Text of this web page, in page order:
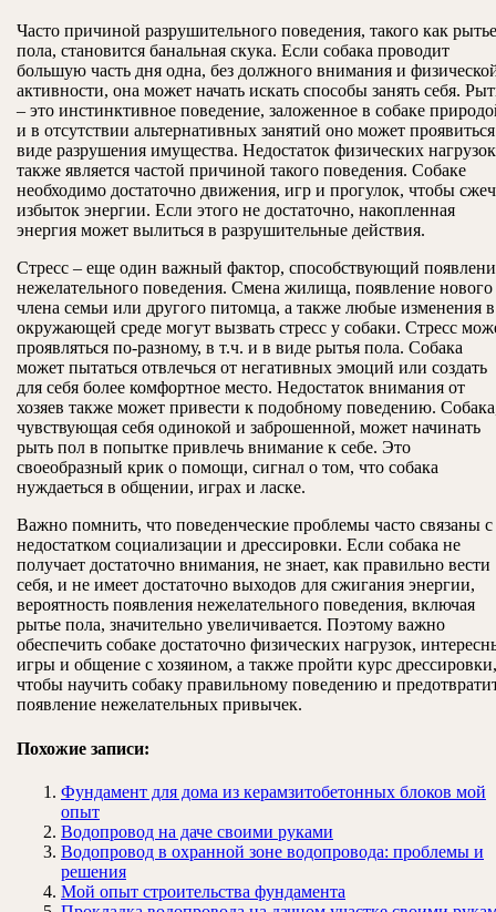
Часто причиной разрушительного поведения, такого как рытье
пола, становится банальная скука. Если собака проводит
большую часть дня одна, без должного внимания и
активности, она может начать искать способы занять себя.
– это инстинктивное поведение, заложенное в собаке
и в отсутствии альтернативных занятий оно может
виде разрушения имущества. Недостаток физических нагрузок
также является частой причиной такого поведения. Собаке
необходимо достаточно движения, игр и прогулок, чтобы
избыток энергии. Если этого не достаточно, накопленная
энергия может вылиться в разрушительные действия.
Стресс – еще один важный фактор, способствующий
нежелательного поведения. Смена жилища, появление нового
члена семьи или другого питомца, а также любые изменения в
окружающей среде могут вызвать стресс у собаки. Стресс
проявляться по-разному, в т.ч. и в виде рытья пола. Собака
может пытаться отвлечься от негативных эмоций или создать
для себя более комфортное место. Недостаток внимания от
хозяев также может привести к подобному поведению.
чувствующая себя одинокой и заброшенной, может начинать
рыть пол в попытке привлечь внимание к себе. Это
своеобразный крик о помощи, сигнал о том, что собака
нуждаеться в общении, играх и ласке.
Важно помнить, что поведенческие проблемы часто связаны с
недостатком социализации и дрессировки. Если собака не
получает достаточно внимания, не знает, как правильно вести
себя, и не имеет достаточно выходов для сжигания энергии,
вероятность появления нежелательного поведения, включая
рытье пола, значительно увеличивается. Поэтому важно
обеспечить собаке достаточно физических нагрузок,
игры и общение с хозяином, а также пройти курс дрессировки,
чтобы научить собаку правильному поведению и
появление нежелательных привычек.
Похожие записи:
Фундамент для дома из керамзитобетонных блоков мой
опыт
Водопровод на даче своими руками
Водопровод в охранной зоне водопровода: проблемы и
решения
Мой опыт строительства фундамента